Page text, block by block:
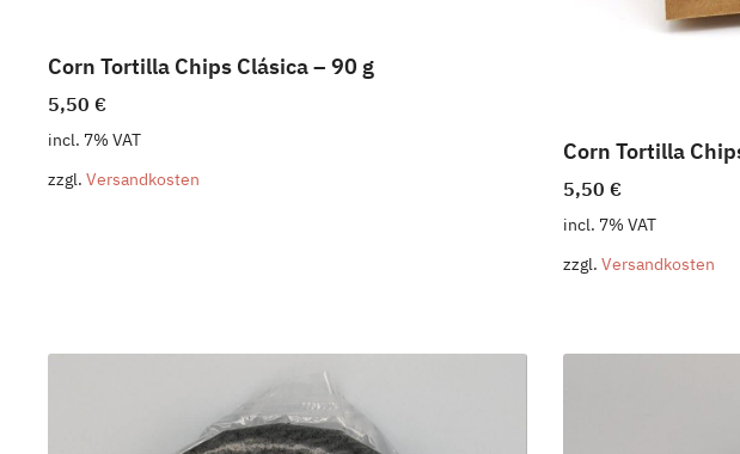
Corn Tortilla Chips Clásica – 90 g
5,50 €
incl. 7% VAT
zzgl. Versandkosten
Corn Tortilla
5,50€
incl. 7% VAT
zzgl.Versandkosten